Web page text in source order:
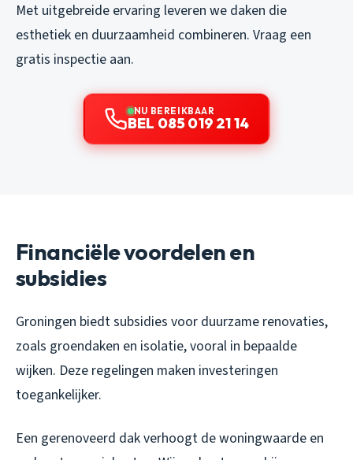
Met uitgebreide ervaring leveren we daken die
esthetiek en duurzaamheid combineren. Vraag een
gratis inspectie aan.
NU BEREIKBAAR
BEL 085 019 21 14
Financiële voordelen en
subsidies
Groningen biedt subsidies voor duurzame renovaties,
zoals groendaken en isolatie, vooral in bepaalde
wijken. Deze regelingen maken investeringen
toegankelijker.
Een gerenoveerd dak verhoogt de woningwaarde en